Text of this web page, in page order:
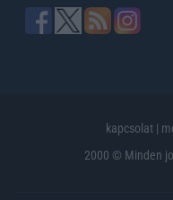
kapcsolat |
2000 © Minden